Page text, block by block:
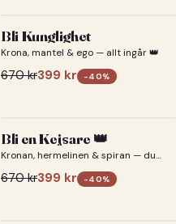
Bli Kunglighet
Krona, mantel & ego — allt ingår 👑
670kr399 kr -40%
Bli en Kejsare 👑
Kronan, hermelinen & spiran — du
670kr399 kr -40%